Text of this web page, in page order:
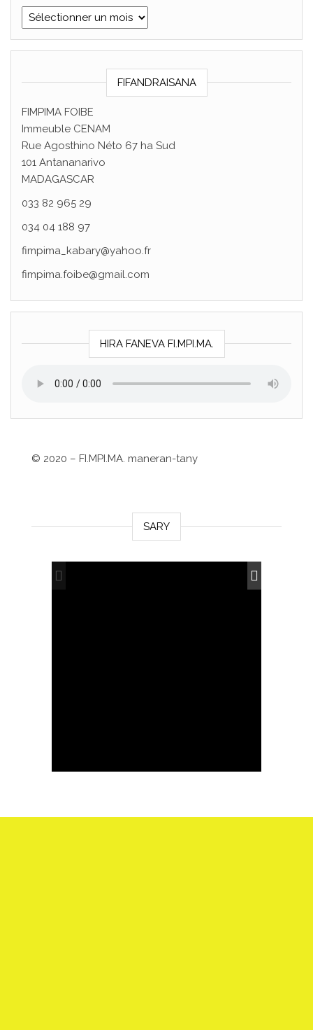
ARISIVA
FIFANDRAISANA
FIMPIMA FOIBE
Immeuble CENAM
Rue Agosthino Néto 67 ha Sud
101 Antananarivo
MADAGASCAR
033 82 965 29
034 04 188 97
fimpima_kabary@yahoo.fr
fimpima.foibe@gmail.com
HIRA FANEVA FI.MPI.MA.
© 2020 – FI.MPI.MA. maneran-tany
SARY